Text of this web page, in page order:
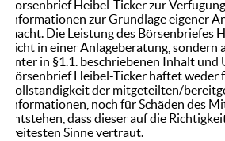
Börsenbrief Heibel-Ticker zur
Informationen zur Grundlage eigener
macht. Die Leistung des Börsenbriefes
nicht in einer Anlageberatung, sondern
unter in §1.1. beschriebenen Inhalt und
Börsenbrief Heibel-Ticker haftet weder
Vollständigkeit der mitgeteilten/
Informationen, noch für Schäden des
entstehen, dass dieser auf die
weitesten Sinne vertraut.